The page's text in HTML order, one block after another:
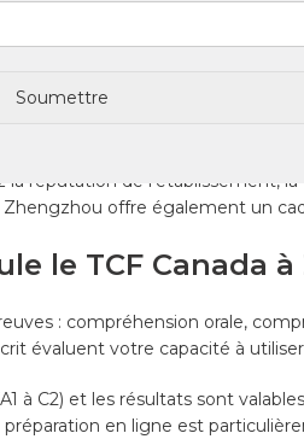
Soumettre
à Zhengzhou
pour le TCF Canada et le TCF
rendez-vous sur :
dexamen/
la réputation de l’établissement,
offre également un
le TCF Canada
: compréhension orale,
évaluent votre capacité à
à C2) et les résultats sont
préparation en ligne est